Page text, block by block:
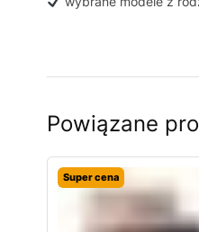
Powiązane
Super cena